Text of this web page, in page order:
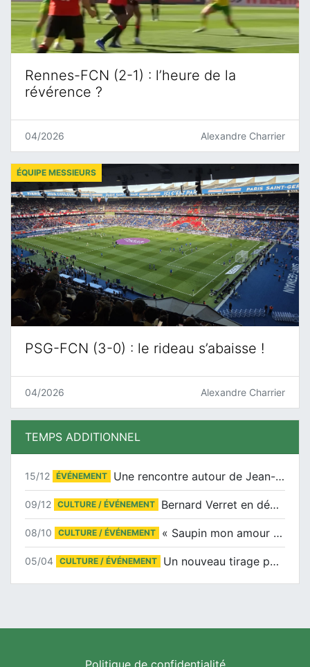
Rennes-FCN (2-1) : l’heure de la
révérence ?
04/2026 Alexandre Charrier
PSG-FCN (3-0) : le rideau s’abaisse !
ÉQUIPE MESSIEURS
04/2026 Alexandre Charrier
TEMPS ADDITIONNEL
15/12 ÉVÉNEMENT Une rencontre autour de Jean-Claude Suaudeau
09/12 CULTURE / ÉVÉNEMENT Bernard Verret en dédicaces le samedi 13 décembre à l’Espace Culturel Atlantis
08/10 CULTURE / ÉVÉNEMENT « Saupin mon amour » au salon du livre de Trentemoult
05/04 CULTURE / ÉVÉNEMENT Un nouveau tirage pour le Docu-BD
Politique de confidentialité